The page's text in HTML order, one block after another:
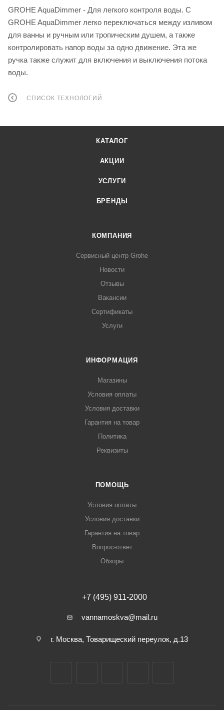
GROHE AquaDimmer - Для легкого контроля воды. С
GROHE AquaDimmer легко переключаться между изливом
для ванны и ручным или тропическим душем, а также
контролировать напор воды за одно движение. Эта же
ручка также служит для включения и выключения потока
воды.
СПИСОК ТЕХНОЛОГИЙ
КАТАЛОГ
АКЦИИ
УСЛУГИ
БРЕНДЫ
КОМПАНИЯ
Сервисный центр Grohe
Новости
Отзывы
Вакансии
Сертификаты
Услуги
ИНФОРМАЦИЯ
Магазины
Условия оплаты
Условия доставки
Гарантия на товар
Политика
Реквизиты
ПОМОЩЬ
Условия оплаты
Условия доставки
Гарантия на товар
Вопрос-ответ
Обзоры
+7 (495) 911-2000
vannamoskva@mail.ru
г. Москва, Товарищеский переулок, д.13